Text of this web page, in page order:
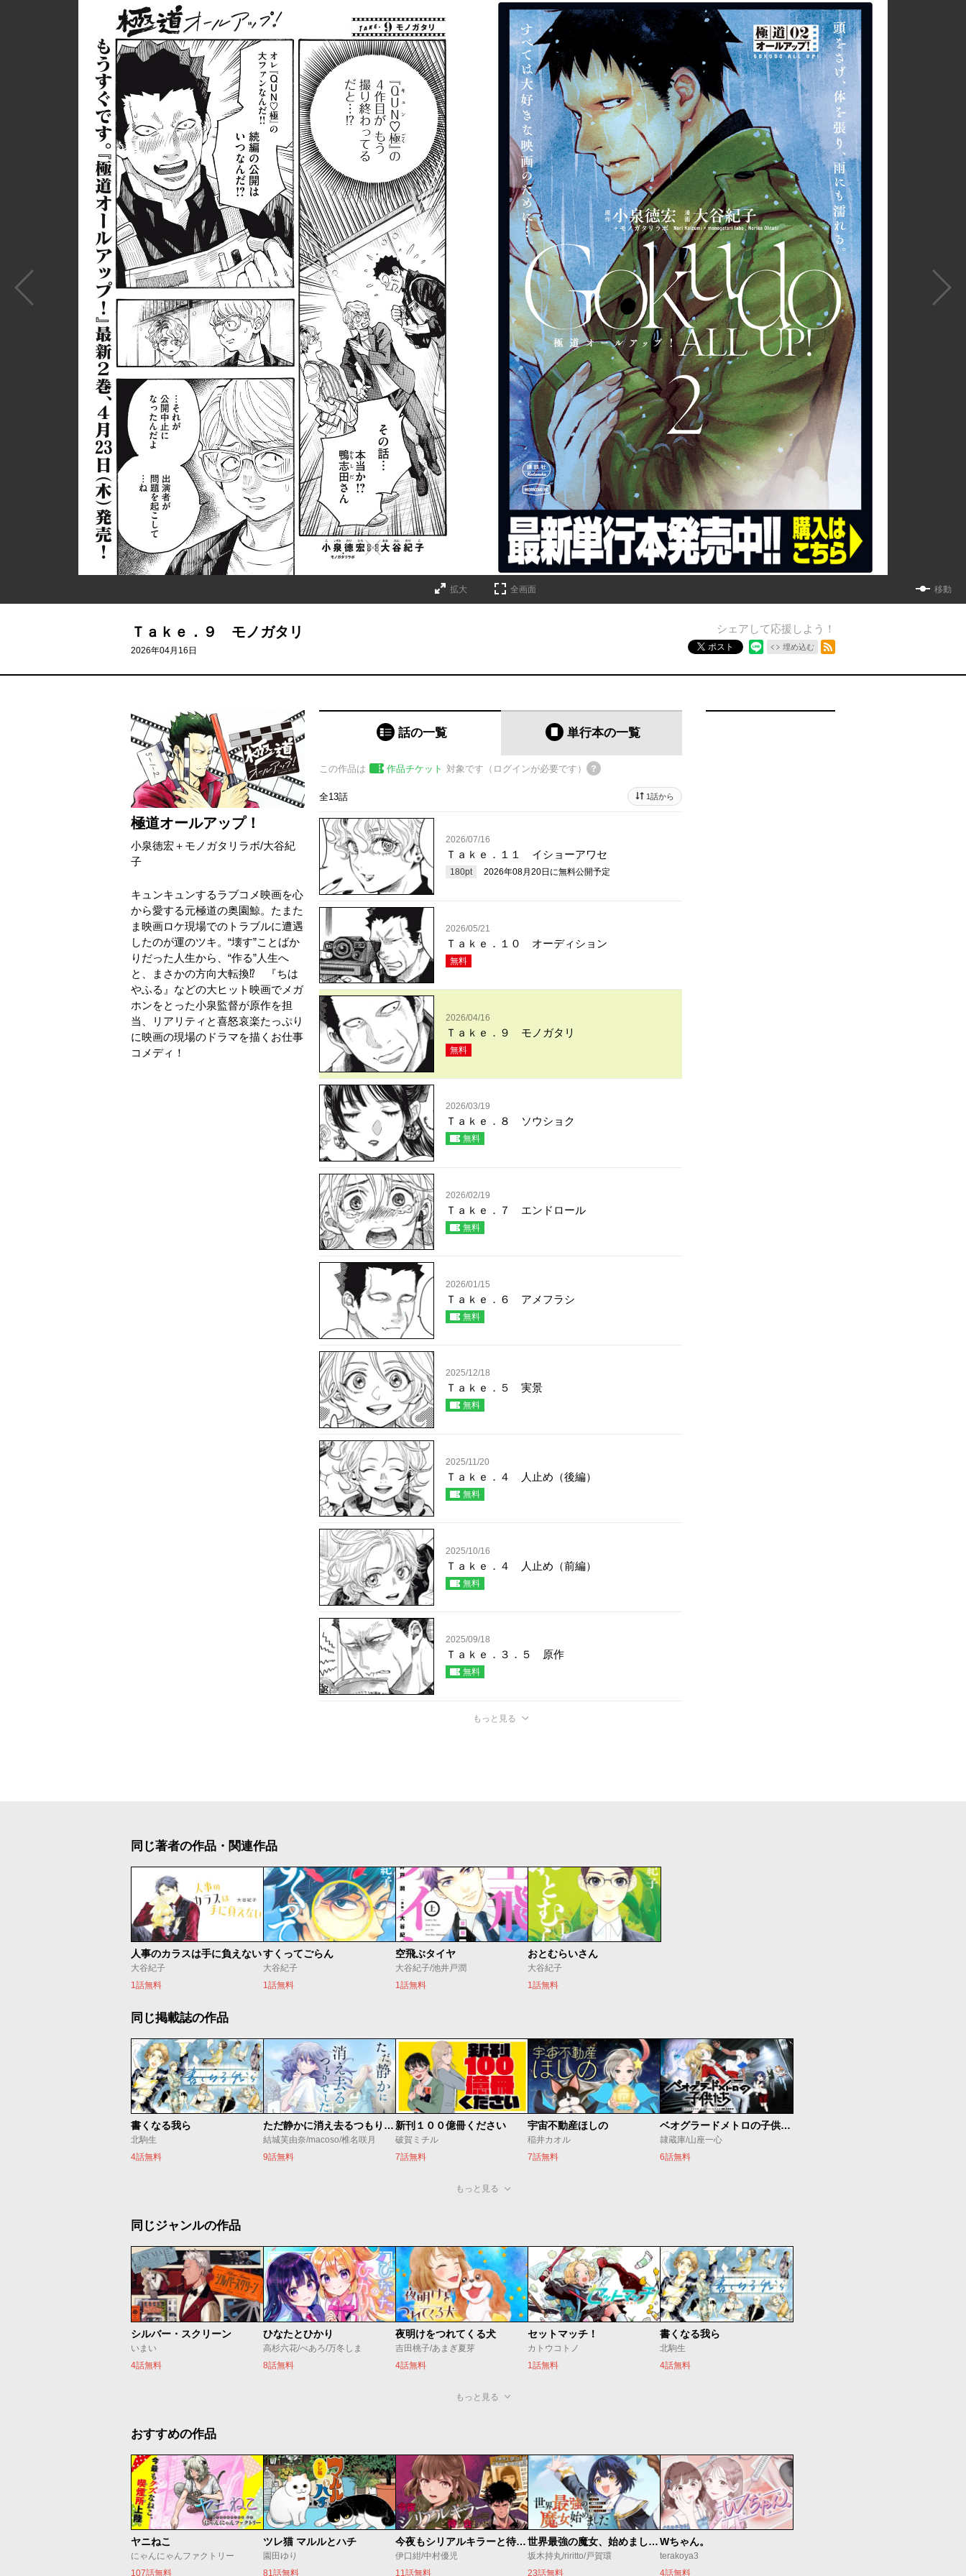
詳細ページへのリンク
拡大 全画面 移動
Ｔａｋｅ．９ モノガタリ
2026年04月16日
シェアして応援しよう！
ポスト 埋め込む
極道オールアップ！
小泉徳宏＋モノガタリラボ/大谷紀
子
キュンキュンするラブコメ映画を心
から愛する元極道の奥園鯨。たまた
ま映画ロケ現場でのトラブルに遭遇
したのが運のツキ。“壊す”ことばか
りだった人生から、“作る”人生へ
と、まさかの方向大転換⁉ 『ちは
やふる』などの大ヒット映画でメガ
ホンをとった小泉監督が原作を担
当、リアリティと喜怒哀楽たっぷり
に映画の現場のドラマを描くお仕事
コメディ！
話の一覧 単行本の一覧
この作品は 作品チケット 対象です（ログインが必要です）
全13話 1話から
2026/07/16
Ｔａｋｅ．１１ イショーアワセ
180pt 2026年08月20日 に無料公開予定
2026/05/21
Ｔａｋｅ．１０ オーディション
無料
2026/04/16
Ｔａｋｅ．９ モノガタリ
無料
2026/03/19
Ｔａｋｅ．８ ソウショク
無料
2026/02/19
Ｔａｋｅ．７ エンドロール
無料
2026/01/15
Ｔａｋｅ．６ アメフラシ
無料
2025/12/18
Ｔａｋｅ．５ 実景
無料
2025/11/20
Ｔａｋｅ．４ 人止め（後編）
無料
2025/10/16
Ｔａｋｅ．４ 人止め（前編）
無料
2025/09/18
Ｔａｋｅ．３．５ 原作
無料
もっと見る
同じ著者の作品・関連作品
人事のカラスは手に負えない
大谷紀子
1話無料
すくってごらん
大谷紀子
1話無料
空飛ぶタイヤ
大谷紀子/池井戸潤
1話無料
おとむらいさん
大谷紀子
1話無料
同じ掲載誌の作品
書くなる我ら
北駒生
4話無料
ただ静かに消え去るつもりでした
結城芙由奈/macoso/椎名咲月
9話無料
新刊１００億冊ください
破賀ミチル
7話無料
宇宙不動産ほしの
稲井カオル
7話無料
ベオグラードメトロの子供たち
隷蔵庫/山座一心
6話無料
もっと見る
同じジャンルの作品
シルバー・スクリーン
いまい
4話無料
ひなたとひかり
高杉六花/べあろ/万冬しま
8話無料
夜明けをつれてくる犬
吉田桃子/あまぎ夏芽
4話無料
セットマッチ！
カトウコトノ
1話無料
書くなる我ら
北駒生
4話無料
もっと見る
おすすめの作品
ヤニねこ
にゃんにゃんファクトリー
107話無料
ツレ猫 マルルとハチ
園田ゆり
81話無料
今夜もシリアルキラーと待ち合わせ
伊口紺/中村優児
11話無料
世界最強の魔女、始めました ～私だけ『攻略サイト』を見れる世界で自由に生きます～
坂木持丸/riritto/戸賀環
23話無料
Wちゃん。
terakoya3
4話無料